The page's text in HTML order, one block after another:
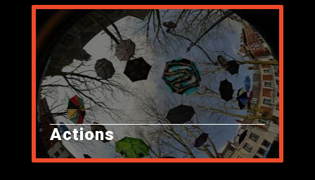
Actions